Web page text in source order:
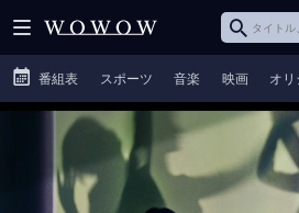
番組表 スポーツ 音楽 映画 オ